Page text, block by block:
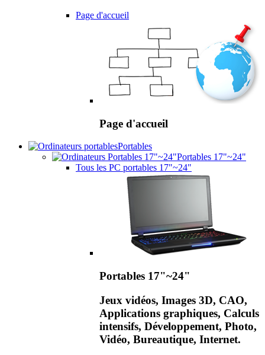
Page d'accueil
Page d'accueil
Portables
Portables 17"~24"
Tous les PC portables 17"~24"
Portables 17"~24"
Jeux vidéos, Images 3D, CAO,
Applications graphiques, Calculs
intensifs, Développement, Photo,
Vidéo, Bureautique, Internet.